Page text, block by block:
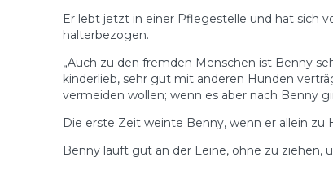
Er lebt jetzt in einer Pflegestelle und hat sich
halterbezogen.
„Auch zu den fremden Menschen ist Benny
kinderlieb, sehr gut mit anderen Hunden
vermeiden wollen; wenn es aber nach Benny
Die erste Zeit weinte Benny, wenn er allein
Benny läuft gut an der Leine, ohne zu ziehen,